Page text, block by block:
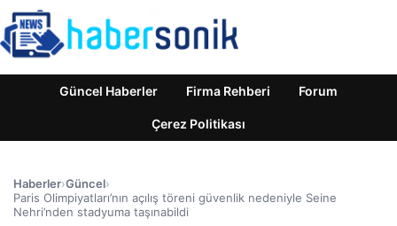
Güncel Haberler Firma Rehberi Forum
Çerez Politikası
Haberler›Güncel›
Paris Olimpiyatları’nın açılış töreni güvenlik nedeniyle Seine
Nehri’nden stadyuma taşınabildi